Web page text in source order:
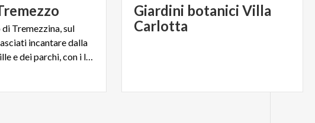
Tremezzina, sul
incantare dalla
bellezza delle ville e dei parchi, con i loro colori e profumi
Giardini botanici Villa
Carlotta